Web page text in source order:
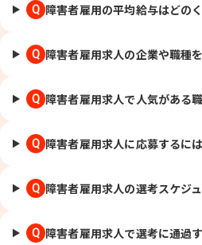
Q 障害者雇用の平均給与はどの
Q 障害者雇用求人の企業や職種
Q 障害者雇用求人で人気がある
Q 障害者雇用求人に応募するに
Q 障害者雇用求人の選考スケジ
Q 障害者雇用求人で選考に通過